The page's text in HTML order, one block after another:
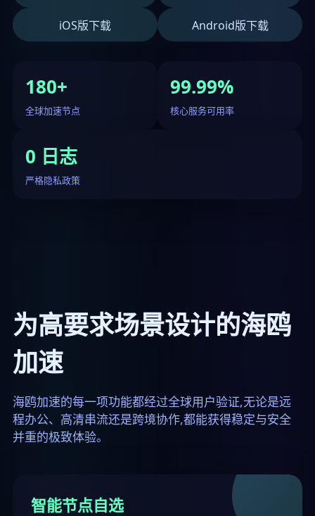
iOS版下载 Android版下载
180+
全球加速节点
99.99%
核心服务可用率
0 日志
严格隐私政策
为高要求场景设计的海鸥
加速
海鸥加速的每一项功能都经过全球用户验证,无论是远
程办公、高清串流还是跨境协作,都能获得稳定与安全
并重的极致体验。
智能节点自选